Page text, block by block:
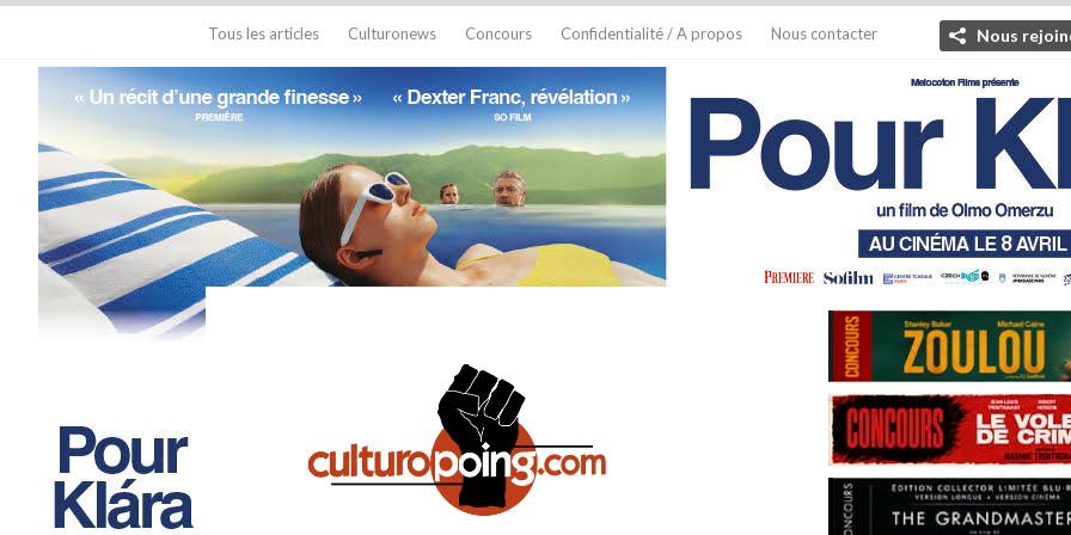
Tous les articles Culturonews Concours Confidentialité / A propos Nous contacter Nous